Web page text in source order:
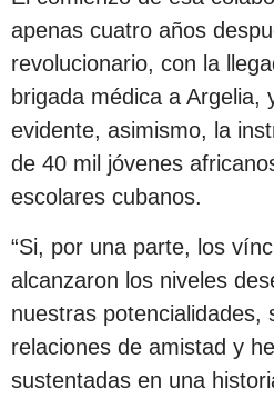
apenas cuatro años
revolucionario, con la
brigada médica a Argelia,
evidente, asimismo, la
de 40 mil jóvenes
escolares cubanos.
“Si, por una parte, los
alcanzaron los niveles
nuestras potencialidades,
relaciones de amistad y
sustentadas en una